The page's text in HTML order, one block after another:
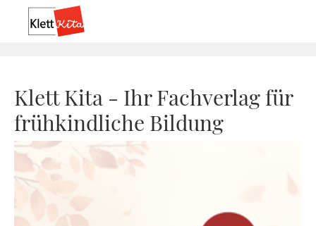
Klett Kita - Ihr Fachverlag für
frühkindliche Bildung